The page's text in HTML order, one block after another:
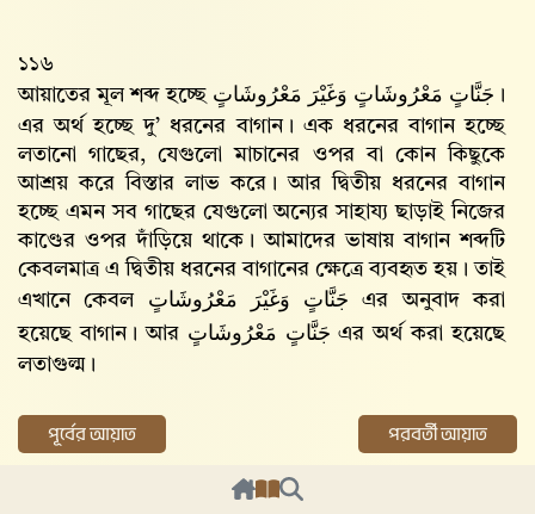
১১৬
আয়াতের মূল শব্দ হচ্ছে جَنَّاتٍ مَعْرُوشَاتٍ وَغَيْرَ مَعْرُوشَاتٍ ।
এর অর্থ হচ্ছে দু’ ধরনের বাগান। এক ধরনের বাগান হচ্ছে
লতানো গাছের, যেগুলো মাচানের ওপর বা কোন কিছুকে
আশ্রয় করে বিস্তার লাভ করে। আর দ্বিতীয় ধরনের বাগান
হচ্ছে এমন সব গাছের যেগুলো অন্যের সাহায্য ছাড়াই নিজের
কাণ্ডের ওপর দাঁড়িয়ে থাকে। আমাদের ভাষায় বাগান শব্দটি
কেবলমাত্র এ দ্বিতীয় ধরনের বাগানের ক্ষেত্রে ব্যবহৃত হয়। তাই
এখানে কেবল جَنَّاتٍ وَغَيْرَ مَعْرُوشَاتٍ এর অনুবাদ করা
হয়েছে বাগান। আর جَنَّاتٍ مَعْرُوشَاتٍ এর অর্থ করা হয়েছে
লতাগুল্ম।
পূর্বের আয়াত পরবর্তী আয়াত